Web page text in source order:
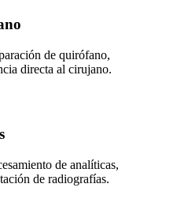
de quirófano,
directa al cirujano.
de analíticas,
de radiografías.